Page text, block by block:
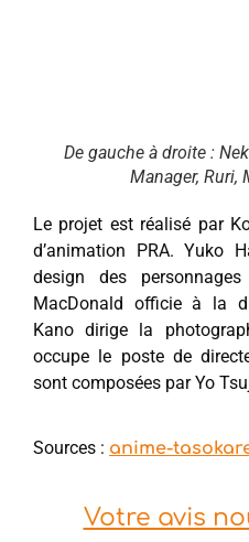
De gauche à droite :
Manager, Ruri,
Le projet est réalisé par
d’animation PRA. Yuko
design des
MacDonald officie à la
Kano dirige la
occupe le poste de
sont composées par Yo
Sources : anime-
Votre avis